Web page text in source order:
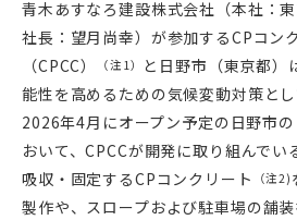
青木あすなろ建設株式会社（本社：
社長：望月尚幸）が参加するCPコン
（CPCC）
（注1）
と日野市（東京都）
能性を高めるための気候変動対策とし
2026年4月にオープン予定の日野市
おいて、CPCCが開発に取り組んでい
吸収・固定するCPコンクリート
（注2)
製作や、スロープおよび駐車場の舗装